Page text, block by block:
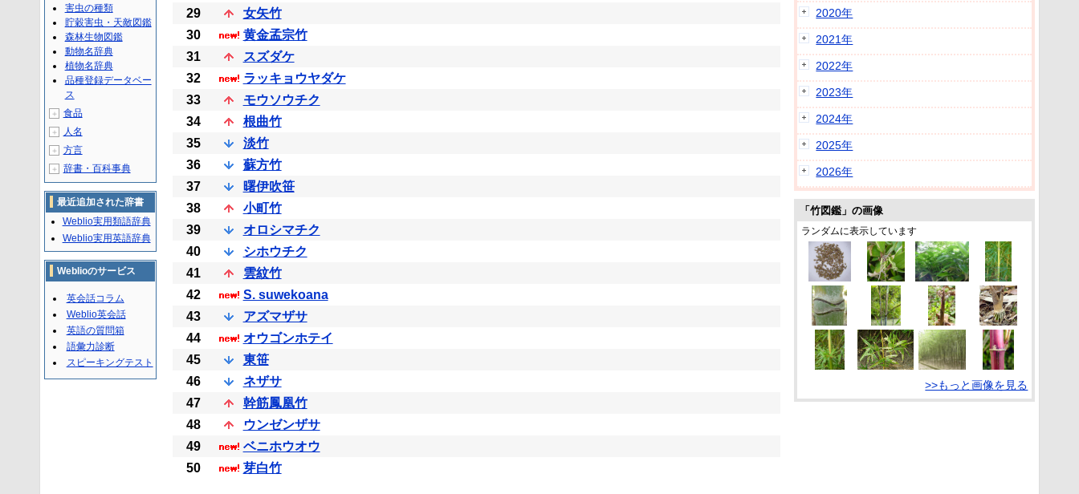
29
女矢竹
30
黄金孟宗竹
31
スズダケ
32
ラッキョウヤダケ
33
モウソウチク
34
根曲竹
35
淡竹
36
蘇方竹
37
曙伊吹笹
38
小町竹
39
オロシマチク
40
シホウチク
41
雲紋竹
42
S. suwekoana
43
アズマザサ
44
オウゴンホテイ
45
東笹
46
ネザサ
47
幹筋鳳凰竹
48
ウンゼンザサ
49
ベニホウオウ
50
芽白竹
害虫の種類
貯穀害虫・天敵図鑑
森林生物図鑑
動物名辞典
植物名辞典
品種登録データベー
ス
＋ 食品
＋ 人名
＋ 方言
＋ 辞書・百科事典
最近追加された辞書
Weblio実用類語辞典
Weblio実用英語辞典
Weblioのサービス
英会話コラム
Weblio英会話
英語の質問箱
語彙力診断
スピーキングテスト
2020年
2021年
2022年
2023年
2024年
2025年
2026年
「竹図鑑」の画像
ランダムに表示しています
>>もっと画像を見る